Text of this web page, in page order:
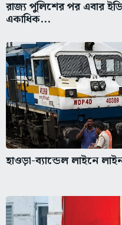
রাজ্য পুলিশের পর এবার
একাধিক...
হাওড়া-ব্যান্ডেল লাইনে